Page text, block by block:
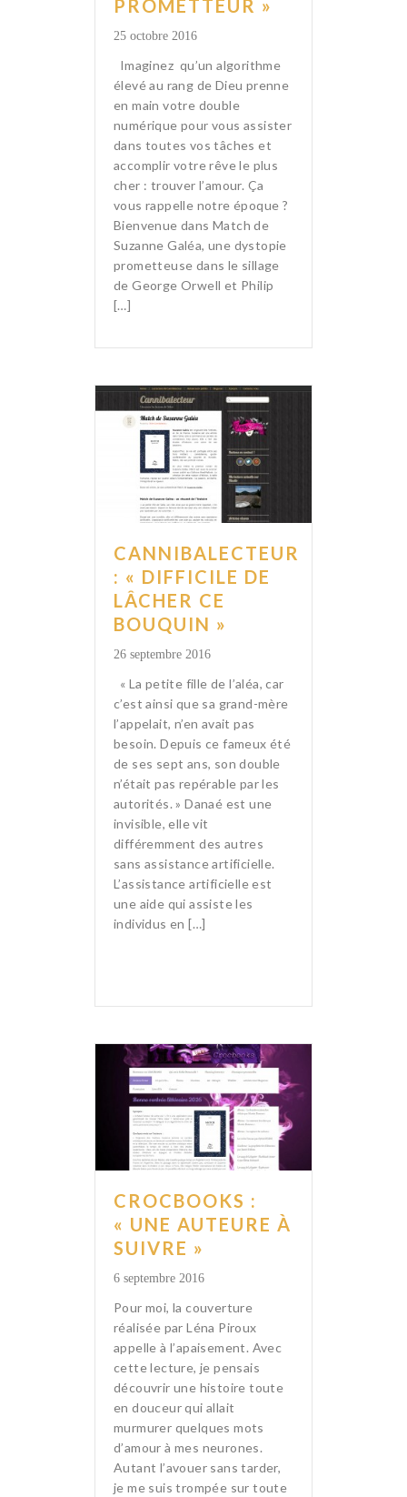
PROMETTEUR »
25 octobre 2016
Imaginez qu’un algorithme
élevé au rang de Dieu prenne
en main votre double
numérique pour vous assister
dans toutes vos tâches et
accomplir votre rêve le plus
cher : trouver l’amour. Ça
vous rappelle notre époque ?
Bienvenue dans Match de
Suzanne Galéa, une dystopie
prometteuse dans le sillage
de George Orwell et Philip
[…]
CANNIBALECTEUR
: « DIFFICILE DE
LÂCHER CE
BOUQUIN »
26 septembre 2016
« La petite fille de l’aléa, car
c’est ainsi que sa grand-mère
l’appelait, n’en avait pas
besoin. Depuis ce fameux été
de ses sept ans, son double
n’était pas repérable par les
autorités. » Danaé est une
invisible, elle vit
différemment des autres
sans assistance artificielle.
L’assistance artificielle est
une aide qui assiste les
individus en […]
CROCBOOKS :
« UNE AUTEURE À
SUIVRE »
6 septembre 2016
Pour moi, la couverture
réalisée par Léna Piroux
appelle à l’apaisement. Avec
cette lecture, je pensais
découvrir une histoire toute
en douceur qui allait
murmurer quelques mots
d’amour à mes neurones.
Autant l’avouer sans tarder,
je me suis trompée sur toute